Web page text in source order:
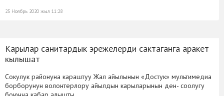
25 Ноябрь 2020 жыл 11:28
Карылар санитардык эрежелерди сактаганга аракет
кылышат
Сокулук районуна караштуу Жал айылынын «Достук» мультимедиа
борборунун волонтерлору айылдын карыларынын ден- соолугу